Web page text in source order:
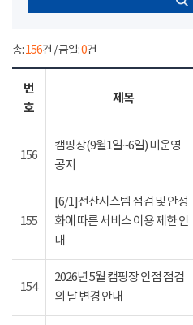
총:156건 / 금일:0건
번
호
제목
156
캠핑장(9월1일~6일) 미운영
공지
155
[6/1]전산시스템 점검 및 안정
화에 따른 서비스 이용 제한 안
내
154
2026년 5월 캠핑장 안점 점검
의 날 변경 안내